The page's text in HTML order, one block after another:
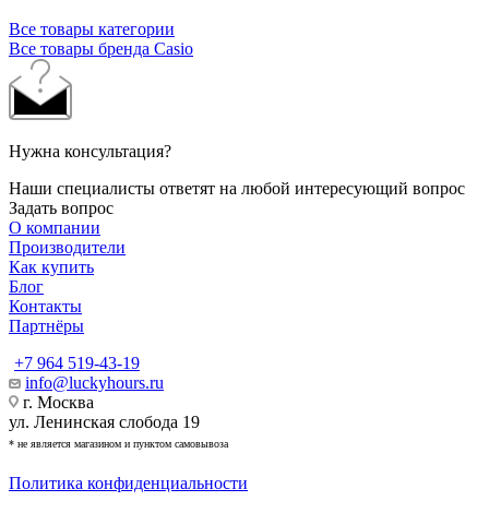
Все товары категории
Все товары бренда Casio
Нужна консультация?
Наши специалисты ответят на любой интересующий вопрос
Задать вопрос
О компании
Производители
Как купить
Блог
Контакты
Партнёры
+7 964 519-43-19
info@luckyhours.ru
г. Москва
ул. Ленинская слобода 19
* не является магазином и пунктом самовывоза
Политика конфиденциальности